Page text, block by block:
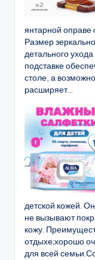
янтарной оправе
Размер
детального
подставке
столе, а
расширяет...
детской кожей.
не вызывают
кожу.
отдыхе;хорошо
для всей